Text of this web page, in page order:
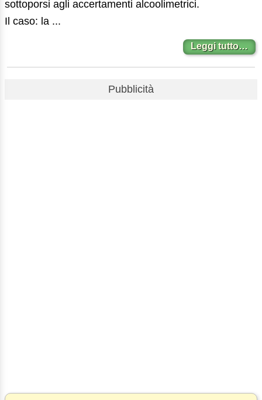
sottoporsi agli accertamenti alcoolimetrici.
Il caso: la ...
Leggi tutto…
Pubblicità